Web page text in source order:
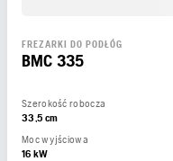
FREZARKI DO PODŁÓG
BMC 335
Szerokość robocza
33,5 cm
Moc wyjściowa
16 kW